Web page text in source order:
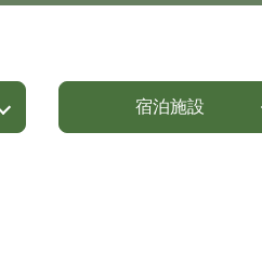
宿泊施設